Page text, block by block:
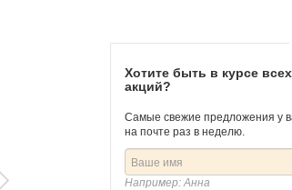
Хотите быть в курсе всех
акций?
Самые свежие предложения у
на почте раз в неделю.
Например: Анна